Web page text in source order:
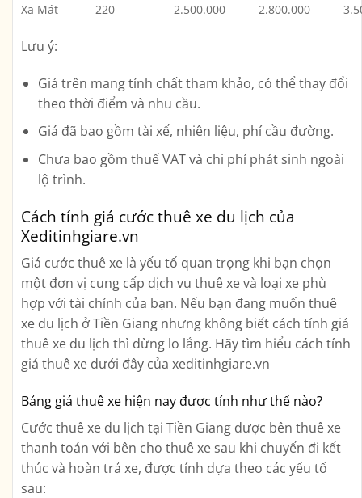
Xa Mát
220 2.500.000 2.800.000
Lưu ý:
Giá trên mang tính chất tham khảo, có thể thay đổi
theo thời điểm và nhu cầu.
Giá đã bao gồm tài xế, nhiên liệu, phí cầu đường.
Chưa bao gồm thuế VAT và chi phí phát sinh ngoài
lộ trình.
Cách tính giá cước thuê xe du lịch của
Xeditinhgiare.vn
Giá cước thuê xe là yếu tố quan trọng khi bạn chọn
một đơn vị cung cấp dịch vụ thuê xe và loại xe phù
hợp với tài chính của bạn. Nếu bạn đang muốn thuê
xe du lịch ở Tiền Giang nhưng không biết cách tính giá
thuê xe du lịch thì đừng lo lắng. Hãy tìm hiểu cách tính
giá thuê xe dưới đây của xeditinhgiare.vn
Bảng giá thuê xe hiện nay được tính như thế nào?
Cước thuê xe du lịch tại Tiền Giang được bên thuê xe
thanh toán với bên cho thuê xe sau khi chuyến đi kết
thúc và hoàn trả xe, được tính dựa theo các yếu tố
sau: